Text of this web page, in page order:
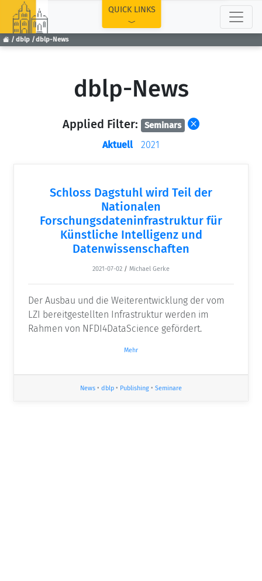
dblp dblp-News
QUICK LINKS
dblp-News
Applied Filter: Seminars
Aktuell 2021
Schloss Dagstuhl wird Teil der
Nationalen
Forschungsdateninfrastruktur für
Künstliche Intelligenz und
Datenwissenschaften
2021-07-02 / Michael Gerke
Der Ausbau und die Weiterentwicklung der vom
LZI bereitgestellten Infrastruktur werden im
Rahmen von NFDI4DataScience gefördert.
Mehr
News • dblp • Publishing • Seminare